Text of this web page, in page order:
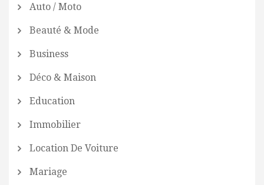
Auto / Moto
Beauté & Mode
Business
Déco & Maison
Education
Immobilier
Location De Voiture
Mariage